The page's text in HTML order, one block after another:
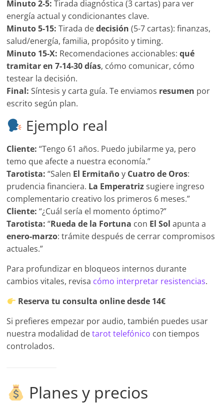
Minuto 2-5: Tirada diagnóstica (3 cartas) para ver
energía actual y condicionantes clave.
Minuto 5-15: Tirada dedecisión (5-7 cartas): finanzas,
salud/energía, familia, propósito y timing.
Minuto 15-X: Recomendaciones accionables:qué
tramitar en 7-14-30 días, cómo comunicar, cómo
testear la decisión.
Final: Síntesis y carta guía. Te enviamos resumen por
escrito según plan.
Ejemplo real
Cliente: “Tengo 61 años. Puedo jubilarme ya, pero
temo que afecte a nuestra economía.”
Tarotista: “Salen El Ermitañoy Cuatro de Oros:
prudencia financiera. La Emperatrizsugiere ingreso
complementario creativo los primeros 6 meses.”
Cliente: “¿Cuál sería el momento óptimo?”
Tarotista: “Rueda de la Fortuna con El Sol apunta a
enero-marzo: trámite después de cerrar compromisos
actuales.”
Para profundizar en bloqueos internos durante
cambios vitales, revisa cómo interpretar resistencias.
Reserva tu consulta online desde 14€
Si prefieres empezar por audio, también puedes usar
nuestra modalidad detarot telefónico con tiempos
controlados.
Planes y precios